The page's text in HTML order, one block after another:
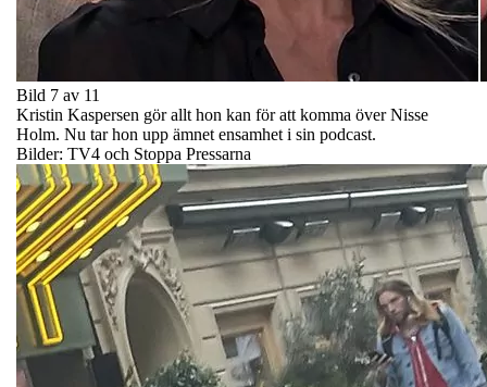
Bild 7 av 11
Kristin Kaspersen gör allt hon kan för att komma över Nisse
Holm. Nu tar hon upp ämnet ensamhet i sin podcast.
Bilder: TV4 och Stoppa Pressarna